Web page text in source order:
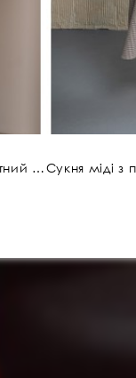
Сукня-футляр з принтом блакитний "п'є де пуль"